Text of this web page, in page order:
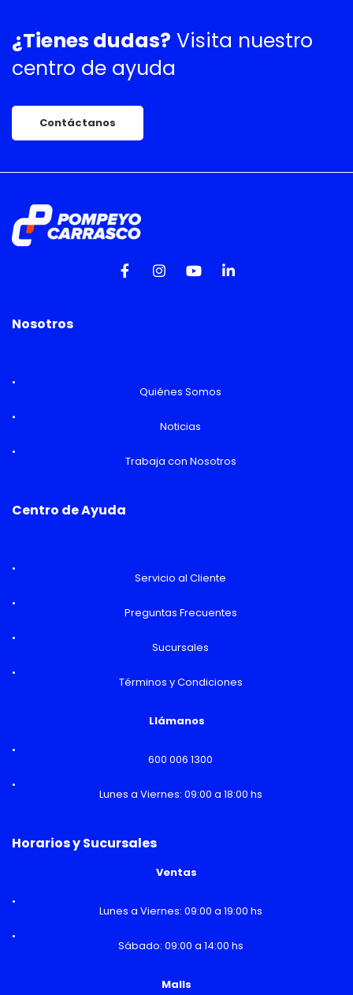
¿Tienes dudas? Visita nuestro
centro de ayuda
Contáctanos
Nosotros
Quiénes Somos
Noticias
Trabaja con Nosotros
Centro de Ayuda
Servicio al Cliente
Preguntas Frecuentes
Sucursales
Términos y Condiciones
Llámanos
600 006 1300
Lunes a Viernes: 09:00 a 18:00 hs
Horarios y Sucursales
Ventas
Lunes a Viernes: 09:00 a 19:00 hs
Sábado: 09:00 a 14:00 hs
Malls